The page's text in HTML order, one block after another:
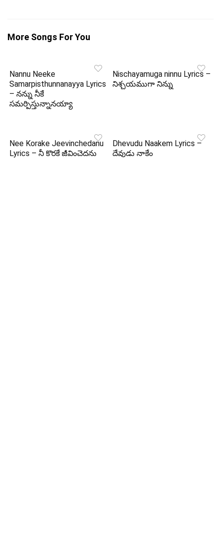
More Songs For You
Nannu Neeke
Samarpisthunnanayya Lyrics
– నన్ను నీకే
సమర్పిస్తున్నానయ్యా
Nischayamuga ninnu Lyrics –
నిశ్చయముగా నిన్ను
Nee Korake Jeevinchedanu
Lyrics – నీ కొరకే జీవించెదను
Dhevudu Naakem Lyrics –
దేవుడు నాకేం